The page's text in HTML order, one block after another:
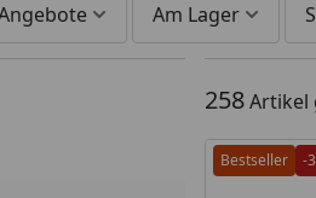
Am Lager
258Artikel
Bestseller -